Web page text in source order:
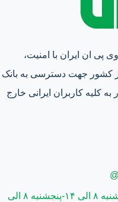
پی ان ایران با امنیت،
از کشور جهت دسترسی به بانک
کلیه کاربران ایرانی خارج
تماس تلفنی (شنبه الی چهارشنبه ۸ الی ۱۴-پنجشنبه ۸ الی